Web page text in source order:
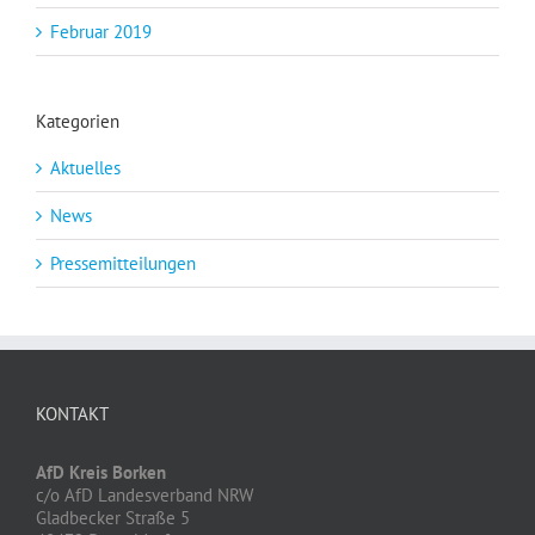
Februar 2019
Kategorien
Aktuelles
News
Pressemitteilungen
KONTAKT
AfD Kreis Borken
c/o AfD Landesverband NRW
Gladbecker Straße 5